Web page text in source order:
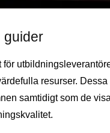
guider
resurser.
samtidigt som de